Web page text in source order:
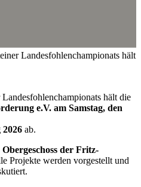
Landesfohlenchampionats hält
hält die
e.V. am Samstag, den
ab.
der Fritz-
Projekte werden vorgestellt und